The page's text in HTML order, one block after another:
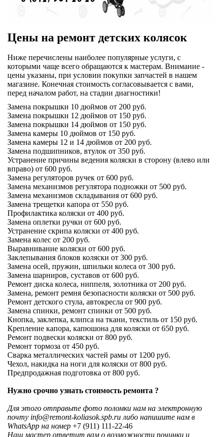
Цены на ремонт детских колясок
Ниже перечислены наиболее популярные услуги, с
которыми чаще всего обращаются к мастерам. Внимание -
цены указаны, при условии покупки запчастей в нашем
магазине. Конечная стоимость согласовывается с вами,
перед началом работ, на стадии диагностики!
Замена покрышки 10 дюймов от 200 руб.
Замена покрышки 12 дюймов от 150 руб.
Замена покрышки 14 дюймов от 150 руб.
Замена камеры 10 дюймов от 150 руб.
Замена камеры 12 и 14 дюймов от 200 руб.
Замена подшипников, втулок от 350 руб.
Устранение причины ведения коляски в сторону (влево или
вправо) от 600 руб.
Замена регуляторов ручек от 600 руб.
Замена механизмов регулятора подножки от 500 руб.
Замена механизмов складывания от 600 руб.
Замена трещетки капора от 550 руб.
Профилактика коляски от 400 руб.
Замена оплетки ручки от 600 руб.
Устранение скрипа коляски от 400 руб.
Замена колес от 200 руб.
Выравнивание коляски от 600 руб.
Заклепывания блоков коляски от 300 руб.
Замена осей, пружин, шпильки колеса от 300 руб.
Замена шарниров, суставов от 600 руб.
Ремонт диска колеса, ниппеля, золотника от 200 руб.
Замена, ремонт ремня безопасности коляски от 500 руб.
Ремонт детского стула, автокресла от 900 руб.
Замена спинки, ремонт спинки от 500 руб.
Кнопка, заклепка, клипса на ткани, текстиль от 150 руб.
Крепление капора, капюшона для коляски от 650 руб.
Ремонт подвески коляски от 800 руб.
Ремонт тормоза от 450 руб.
Сварка металлических частей рамы от 1200 руб.
Чехол, накидка на ноги для коляски от 800 руб.
Предпродажная подготовка от 800 руб.
Нужно срочно узнать стоимость ремонта ?
Для этого отправьте фото поломки нам на электронную
почту info@remont-koliasok.spb.ru либо напишите нам в
WhatsApp на номер +7 (911) 111-22-46
Наш мастер ответит вам о возможности починки и